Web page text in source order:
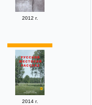
2012 г.
2014 г.